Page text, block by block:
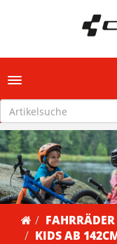
Toggle navigation
FAHRRÄDER
KIDS AB